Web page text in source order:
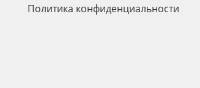
Политика конфиденциальности